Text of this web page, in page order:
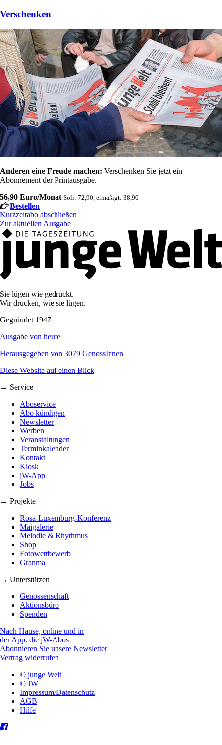
Verschenken
Anderen eine Freude machen: Verschenken Sie jetzt ein
Abonnement der Printausgabe.
56,90 Euro/Monat Soli: 72,90, ermäßigt: 38,90
Bestellen
Kurzzeitabo abschließen
Zur aktuellen Ausgabe
Sie lügen wie gedruckt.
Wir drucken, wie sie lügen.
Gegründet 1947
Ausgabe von heute
Herausgegeben von 3079 GenossInnen
Diese Website auf einen Blick
→ Service
Aboservice
Abo kündigen
Newsletter
Werben
Veranstaltungen
Terminkalender
Kontakt
Kiosk
jW-App
Jobs
→ Projekte
Rosa-Luxemburg-Konferenz
Maigalerie
Melodie & Rhythmus
Shop
Fotowettbewerb
Granma
→ Unterstützen
Genossenschaft
Aktionsbüro
Spenden
Nach Hause, online und in
der App: die jW-Abos
Abonnieren Sie unsere Newsletter
Vertrag widerrufen
© junge Welt
© JW
Impressum/Datenschutz
AGB
Hilfe